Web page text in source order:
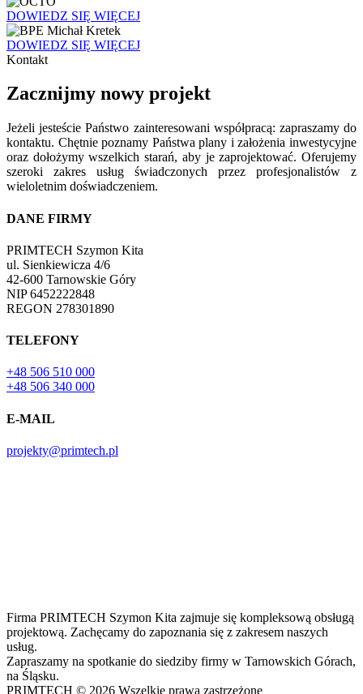
DOWIEDZ SIĘ WIĘCEJ
DOWIEDZ SIĘ WIĘCEJ
Kontakt
Zacznijmy nowy projekt
Jeżeli jesteście Państwo zainteresowani współpracą: zapraszamy do
kontaktu. Chętnie poznamy Państwa plany i założenia inwestycyjne
oraz dołożymy wszelkich starań, aby je zaprojektować. Oferujemy
szeroki zakres usług świadczonych przez profesjonalistów z
wieloletnim doświadczeniem.
DANE FIRMY
PRIMTECH Szymon Kita
ul. Sienkiewicza 4/6
42-600 Tarnowskie Góry
NIP 6452222848
REGON 278301890
TELEFONY
‭+48 506 510 000‬
+48 506 340 000
E-MAIL
projekty@primtech.pl
Firma PRIMTECH Szymon Kita zajmuje się kompleksową obsługą
projektową. Zachęcamy do zapoznania się z zakresem naszych
usług.
Zapraszamy na spotkanie do siedziby firmy w Tarnowskich Górach,
na Śląsku.
PRIMTECH © 2026 Wszelkie prawa zastrzeżone